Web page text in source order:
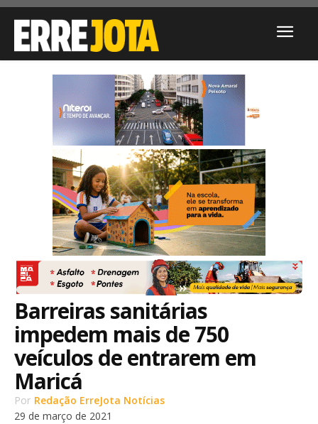
Barreiras sanitárias
impedem mais de 750
veículos de entrarem em
Maricá
Por Redação ErreJota Notícias
29 de março de 2021